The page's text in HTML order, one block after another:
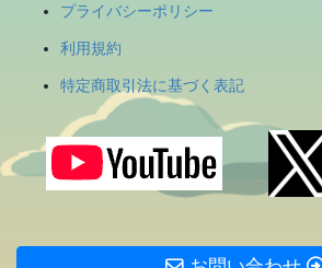
プライバシーポリシー
利用規約
特定商取引法に基づく表記